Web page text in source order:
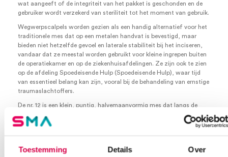
Toestemming Details Over
wat aangeeft of de integriteit van het pakket is geschonden en de
gebruiker wordt verzekerd van steriliteit tot het moment van gebruik.
Wegwerpscalpels worden gezien als een handig alternatief voor het
traditionele mes dat op een metalen handvat is bevestigd, maar
bieden niet hetzelfde gevoel en laterale stabiliteit bij het inciseren,
vandaar dat ze meestal worden gebruikt voor kleine ingrepen buiten
de operatiekamer en op de ziekenhuisafdelingen. Ze zijn ook te zien
op de afdeling Spoedeisende Hulp (Spoedeisende Hulp), waar tijd
van essentieel belang kan zijn, vooral bij de behandeling van ernstige
traumaslachtoffers.
De nr. 12 is een klein, puntig, halvemaanvormig mes dat langs de
Het wordt soms gebruikt als hechtdraadsnijder, maar ook voor
arteriotomieën (chirurgische incisie van een slagader),
parotisoperaties (speekselklieren in het gezicht), mucosale sneetjes